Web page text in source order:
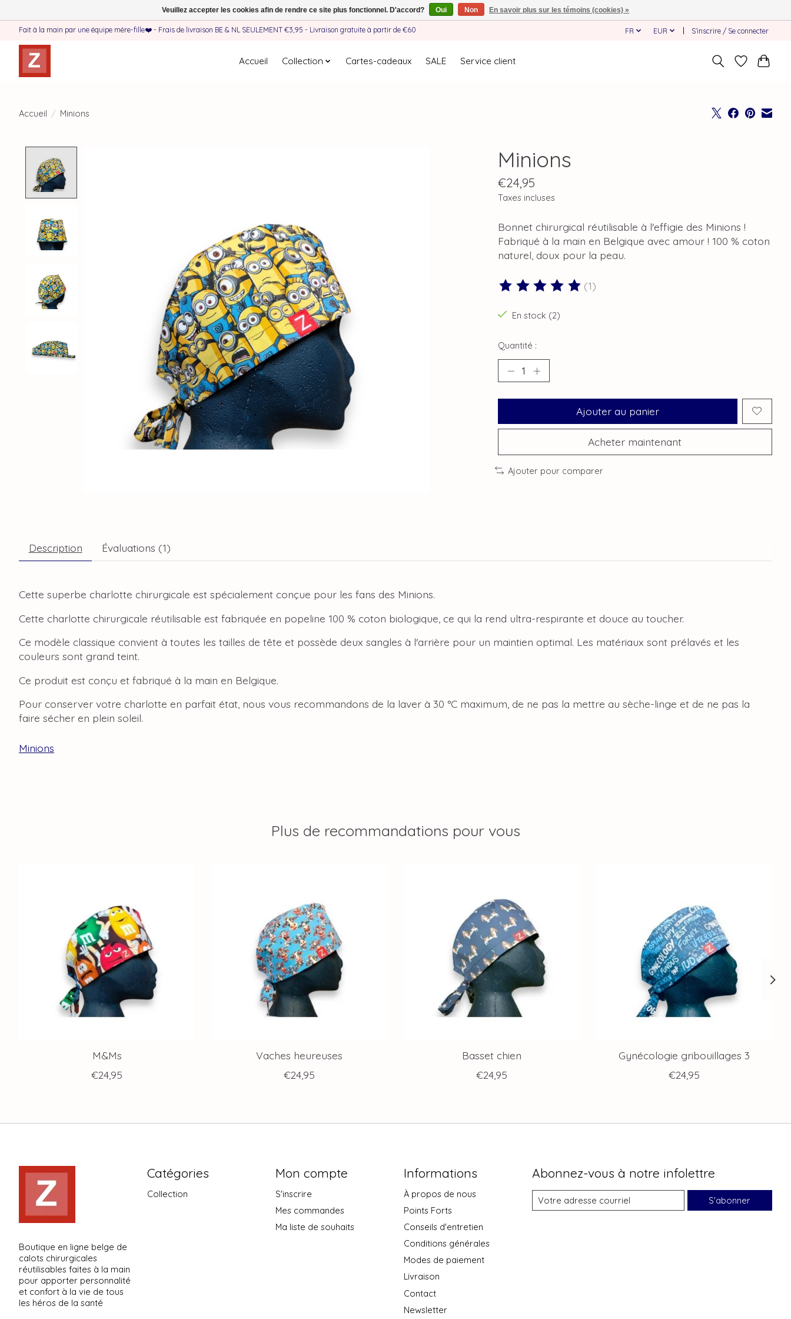
Fait à la main par une équipe mère-fille❤️ - Frais de livraison BE & NL SEULEMENT €3,95 - Livraison gratuite à partir de €60 FR EUR S’inscrire / Se connecter
Accueil Collection Cartes-cadeaux SALE Service client
Accueil / Minions
Minions
€24,95
Taxes incluses
Bonnet chirurgical réutilisable à l'effigie des Minions !
Fabriqué à la main en Belgique avec amour ! 100 % coton
naturel, doux pour la peau.
Ce produit est évalué à
(1)
En stock (2)
Quantité :
Ajouter au panier
Acheter maintenant
Ajouter pour comparer
Description Évaluations (1)
Cette superbe charlotte chirurgicale est spécialement conçue pour les fans des Minions.
Cette charlotte chirurgicale réutilisable est fabriquée en popeline 100 % coton biologique, ce qui la rend ultra-respirante et douce au toucher.
Ce modèle classique convient à toutes les tailles de tête et possède deux sangles à l'arrière pour un maintien optimal. Les matériaux sont prélavés et les
couleurs sont grand teint.
Ce produit est conçu et fabriqué à la main en Belgique.
Pour conserver votre charlotte en parfait état, nous vous recommandons de la laver à 30 °C maximum, de ne pas la mettre au sèche-linge et de ne pas la
faire sécher en plein soleil.
Minions
Plus de recommandations pour vous
M&Ms
€24,95
Vaches heureuses
€24,95
Basset chien
€24,95
Gynécologie gribouillages 3
€24,95
Boutique en ligne belge de
calots chirurgicales
réutilisables faites à la main
pour apporter personnalité
et confort à la vie de tous
les héros de la santé
Catégories
Collection
Mon compte
S'inscrire
Mes commandes
Ma liste de souhaits
Informations
À propos de nous
Points Forts
Conseils d'entretien
Conditions générales
Modes de paiement
Livraison
Contact
Newsletter
Abonnez-vous à notre infolettre
S'abonner
Veuillez accepter les cookies afin de rendre ce site plus fonctionnel. D'accord? Oui Non En savoir plus sur les témoins (cookies) »